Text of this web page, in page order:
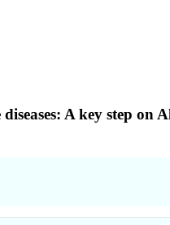
A key step on